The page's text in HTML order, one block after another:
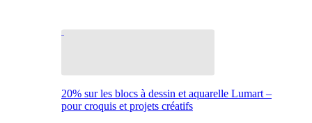
20% sur les blocs à dessin et aquarelle Lumart –
pour croquis et projets créatifs